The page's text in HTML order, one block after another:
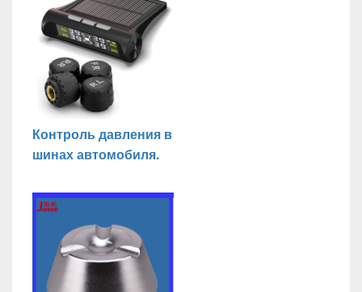
Контроль давления в
шинах автомобиля.